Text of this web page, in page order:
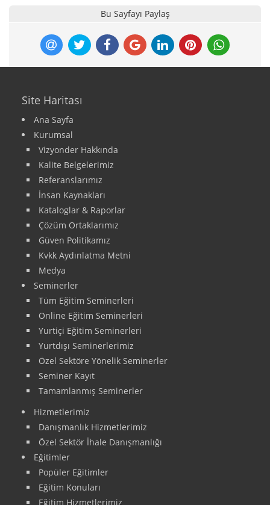
Bu Sayfayı Paylaş
Site Haritası
Ana Sayfa
Kurumsal
Vizyonder Hakkında
Kalite Belgelerimiz
Referanslarımız
İnsan Kaynakları
Kataloglar & Raporlar
Çözüm Ortaklarımız
Güven Politikamız
Kvkk Aydınlatma Metni
Medya
Seminerler
Tüm Eğitim Seminerleri
Online Eğitim Seminerleri
Yurtiçi Eğitim Seminerleri
Yurtdışı Seminerlerimiz
Özel Sektöre Yönelik Seminerler
Seminer Kayıt
Tamamlanmış Seminerler
Hizmetlerimiz
Danışmanlık Hizmetlerimiz
Özel Sektör İhale Danışmanlığı
Eğitimler
Popüler Eğitimler
Eğitim Konuları
Eğitim Hizmetlerimiz